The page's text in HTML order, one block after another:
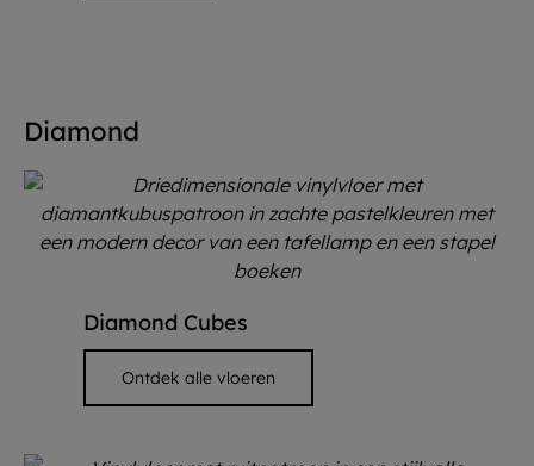
Diamond
Diamond Cubes
Ontdek alle vloeren